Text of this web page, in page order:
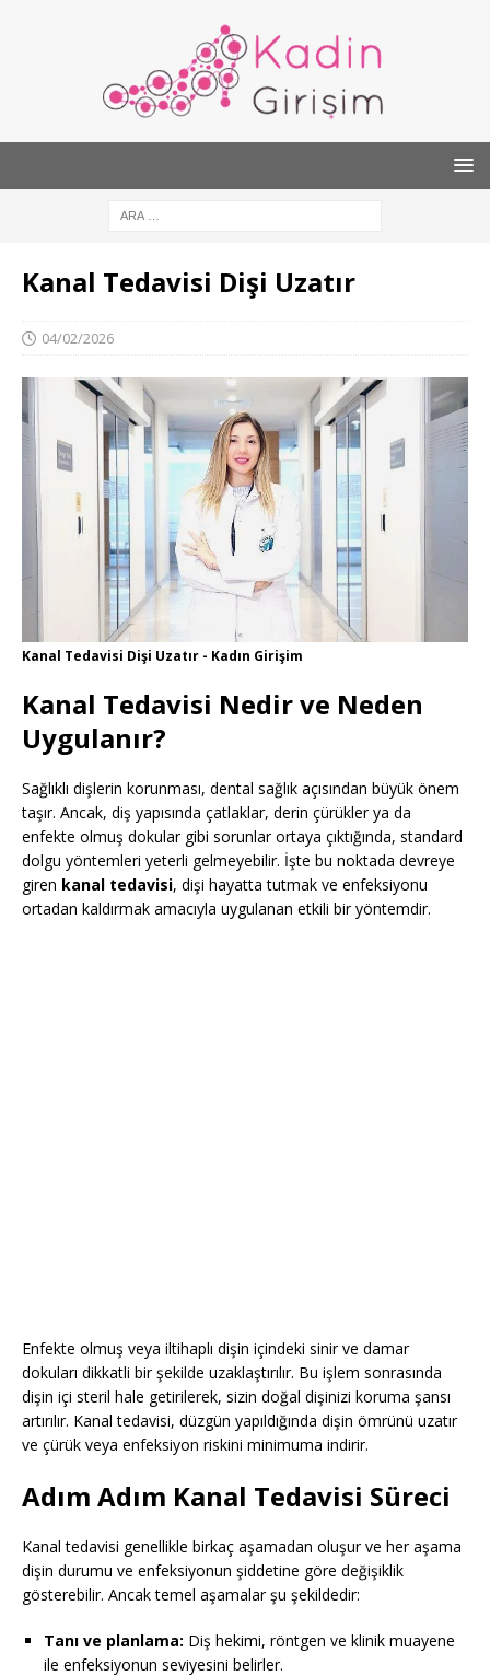
Kanal Tedavisi Dişi Uzatır
04/02/2026
Kanal Tedavisi Dişi Uzatır - Kadın Girişim
Kanal Tedavisi Nedir ve Neden
Uygulanır?
Sağlıklı dişlerin korunması, dental sağlık açısından büyük önem
taşır. Ancak, diş yapısında çatlaklar, derin çürükler ya da
enfekte olmuş dokular gibi sorunlar ortaya çıktığında, standard
dolgu yöntemleri yeterli gelmeyebilir. İşte bu noktada devreye
giren kanal tedavisi, dişi hayatta tutmak ve enfeksiyonu
ortadan kaldırmak amacıyla uygulanan etkili bir yöntemdir.
Enfekte olmuş veya iltihaplı dişin içindeki sinir ve damar
dokuları dikkatli bir şekilde uzaklaştırılır. Bu işlem sonrasında
dişin içi steril hale getirilerek, sizin doğal dişinizi koruma şansı
artırılır. Kanal tedavisi, düzgün yapıldığında dişin ömrünü uzatır
ve çürük veya enfeksiyon riskini minimuma indirir.
Adım Adım Kanal Tedavisi Süreci
Kanal tedavisi genellikle birkaç aşamadan oluşur ve her aşama
dişin durumu ve enfeksiyonun şiddetine göre değişiklik
gösterebilir. Ancak temel aşamalar şu şekildedir:
Tanı ve planlama: Diş hekimi, röntgen ve klinik muayene
ile enfeksiyonun seviyesini belirler.